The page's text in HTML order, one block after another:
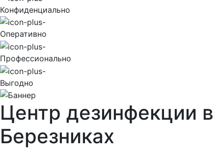
Конфиденциально
Оперативно
Профессионально
Выгодно
Центр дезинфекции в
Березниках